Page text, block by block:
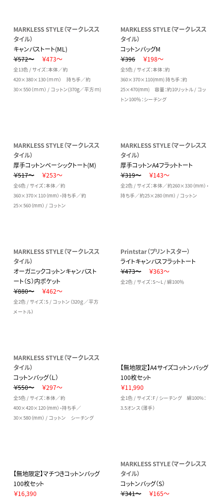
MARKLESS STYLE（マークレスス
タイル）
キャンバストート(ML)
￥572～
￥473～
全13色 / サイズ：本体／約
420×380×130（ｍｍ） 持ち手／約
30×550（ｍｍ） / コットン(370g／平方ｍ)
MARKLESS STYLE（マークレスス
タイル）
コットンバッグM
￥396
￥198～
全5色 / サイズ：本体：約
360×370×110(mm) 持ち手：約
25×470(mm) 容量：約10リットル / コッ
トン100％：シーチング
MARKLESS STYLE（マークレスス
タイル）
厚手コットンベーシックトート(M)
￥517～
￥253～
全6色 / サイズ：本体／約
360×370×110（mm）・持ち手／約
25×560（mm） / コットン
MARKLESS STYLE（マークレスス
タイル）
厚手コットンA4フラットトート
￥319～
￥143～
全2色 / サイズ：本体／約260×330（mm）・
持ち手／約25×280（mm） / コットン
MARKLESS STYLE（マークレスス
タイル）
オーガニックコットンキャンバスト
ート（Ｓ）内ポケット
￥880～
￥462～
全2色 / サイズ：S / コットン（320ｇ／平方
メートル）
Printstar（プリントスター）
ライトキャンバスフラットトート
￥473～
￥363～
全2色 / サイズ：S～L / 綿100％
MARKLESS STYLE（マークレスス
タイル）
コットンバッグ（Ｌ）
￥550～
￥297～
全5色 / サイズ：本体／約
400×420×120（mm）・持ち手／
30×580（mm） / コットン シーチング
【無地限定】A4サイズコットンバッグ
100枚セット
￥11,990
全1色 / サイズ：F / シーチング 綿100%：
3.5オンス（薄手）
【無地限定】マチつきコットンバッグ
100枚セット
￥16,390
MARKLESS STYLE（マークレスス
タイル）
コットンバッグ（S）
￥341～
￥165～